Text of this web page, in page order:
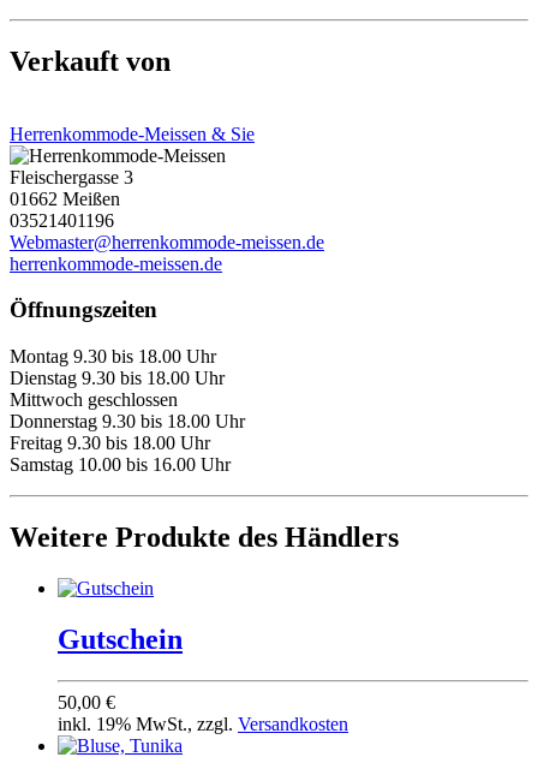
Verkauft von
Herrenkommode-Meissen & Sie
Fleischergasse 3
01662 Meißen
03521401196
Webmaster@herrenkommode-meissen.de
herrenkommode-meissen.de
Öffnungszeiten
Montag 9.30 bis 18.00 Uhr
Dienstag 9.30 bis 18.00 Uhr
Mittwoch geschlossen
Donnerstag 9.30 bis 18.00 Uhr
Freitag 9.30 bis 18.00 Uhr
Samstag 10.00 bis 16.00 Uhr
Weitere Produkte des Händlers
Gutschein
50,00 €
inkl. 19% MwSt., zzgl. Versandkosten